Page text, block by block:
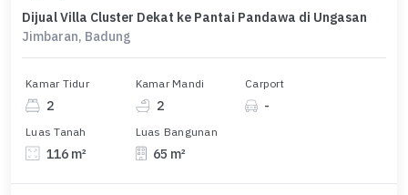
Dijual Villa Cluster Dekat ke Pantai Pandawa di Ungasan
Jimbaran, Badung
Kamar Tidur
2
Kamar Mandi
2
Carport
-
Luas Tanah
116 m²
Luas Bangunan
65 m²